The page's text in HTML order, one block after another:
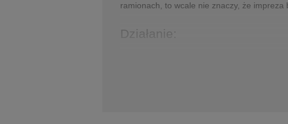
ramionach, to wcale nie znaczy, że impreza
Działanie: